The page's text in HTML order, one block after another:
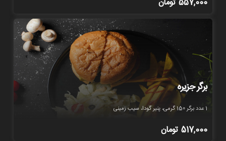
برگر جزیره
1 عدد برگر 150 گرمی، پنیر گودا، سیب زمینی
517,000 تومان